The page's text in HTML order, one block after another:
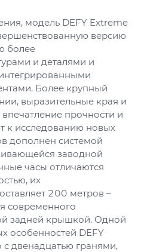
модель DEFY Extreme
версию
более
и деталями и
Более крупный
выразительные края и
прочности и
к исследованию новых
дополнен системой
заводной
часы отличаются
их
200 метров –
современного
задней крышкой. Одной
особенностей DEFY
с двенадцатью гранями,